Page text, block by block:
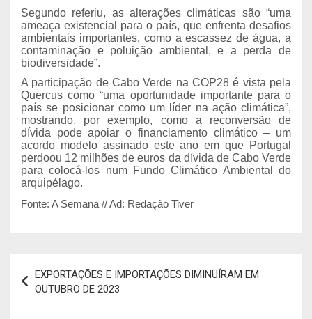
Segundo referiu, as alterações climáticas são “uma
ameaça existencial para o país, que enfrenta desafios
ambientais importantes, como a escassez de água, a
contaminação e poluição ambiental, e a perda de
biodiversidade”.
A participação de Cabo Verde na COP28 é vista pela
Quercus como “uma oportunidade importante para o
país se posicionar como um líder na ação climática”,
mostrando, por exemplo, como a reconversão de
dívida pode apoiar o financiamento climático – um
acordo modelo assinado este ano em que Portugal
perdoou 12 milhões de euros da dívida de Cabo Verde
para colocá-los num Fundo Climático Ambiental do
arquipélago.
Fonte: A Semana // Ad: Redação Tiver
de
artigos
EXPORTAÇÕES E IMPORTAÇÕES DIMINUÍRAM EM
OUTUBRO DE 2023